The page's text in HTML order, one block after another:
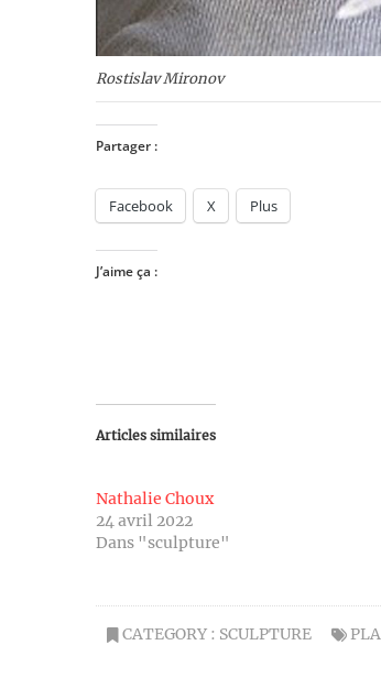
Rostislav Mironov
Partager :
Facebook X Plus
J’aime ça :
Articles similaires
Nathalie Choux
24 avril 2022
Dans "sculpture"
CATEGORY : SCULPTURE